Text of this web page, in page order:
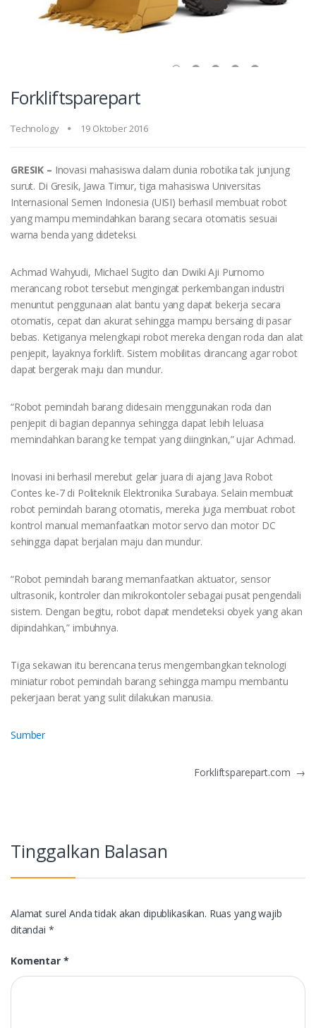
Forkliftsparepart
Technology 19 Oktober 2016
GRESIK – Inovasi mahasiswa dalam dunia robotika tak junjung
surut. Di Gresik, Jawa Timur, tiga mahasiswa Universitas
Internasional Semen Indonesia (UISI) berhasil membuat robot
yang mampu memindahkan barang secara otomatis sesuai
warna benda yang dideteksi.
Achmad Wahyudi, Michael Sugito dan Dwiki Aji Purnomo
merancang robot tersebut mengingat perkembangan industri
menuntut penggunaan alat bantu yang dapat bekerja secara
otomatis, cepat dan akurat sehingga mampu bersaing di pasar
bebas. Ketiganya melengkapi robot mereka dengan roda dan alat
penjepit, layaknya forklift. Sistem mobilitas dirancang agar robot
dapat bergerak maju dan mundur.
“Robot pemindah barang didesain menggunakan roda dan
penjepit di bagian depannya sehingga dapat lebih leluasa
memindahkan barang ke tempat yang diinginkan,” ujar Achmad.
Inovasi ini berhasil merebut gelar juara di ajang Java Robot
Contes ke-7 di Politeknik Elektronika Surabaya. Selain membuat
robot pemindah barang otomatis, mereka juga membuat robot
kontrol manual memanfaatkan motor servo dan motor DC
sehingga dapat berjalan maju dan mundur.
“Robot pemindah barang memanfaatkan aktuator, sensor
ultrasonik, kontroler dan mikrokontoler sebagai pusat pengendali
sistem. Dengan begitu, robot dapat mendeteksi obyek yang akan
dipindahkan,” imbuhnya.
Tiga sekawan itu berencana terus mengembangkan teknologi
miniatur robot pemindah barang sehingga mampu membantu
pekerjaan berat yang sulit dilakukan manusia.
Sumber
Forkliftsparepart.com →
Tinggalkan Balasan
Alamat surel Anda tidak akan dipublikasikan. Ruas yang wajib
ditandai *
Komentar *